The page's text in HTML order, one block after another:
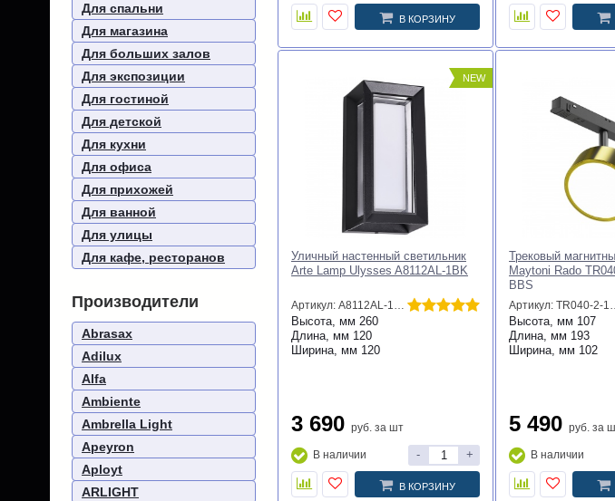
Для спальни
Для магазина
Для больших залов
Для экспозиции
Для гостиной
Для детской
Для кухни
Для офиса
Для прихожей
Для ванной
Для улицы
Для кафе, ресторанов
Производители
Abrasax
Adilux
Alfa
Ambiente
Ambrella Light
Apeyron
Aployt
ARLIGHT
В КОРЗИНУ
NEW
Уличный настенный светильник
Arte Lamp Ulysses A8112AL-1BK
Артикул: A8112AL-1BK
Высота, мм 260
Длина, мм 120
Ширина, мм 120
3 690 руб. за шт
В наличии - +
В КОРЗИНУ
Трековый
Maytoni Rado
BBS
Артикул:
Высота, мм 107
Длина, мм 193
Ширина, мм 102
5 490 руб. за
В наличии